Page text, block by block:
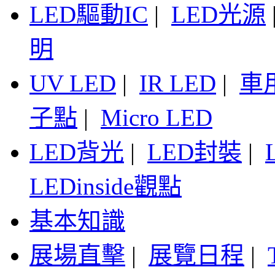
LED驅動IC | LED光源
明
UV LED | IR LED | 車
子點 | Micro LED
LED背光 | LED封裝 |
LEDinside觀點
基本知識
展場直擊 | 展覽日程 |